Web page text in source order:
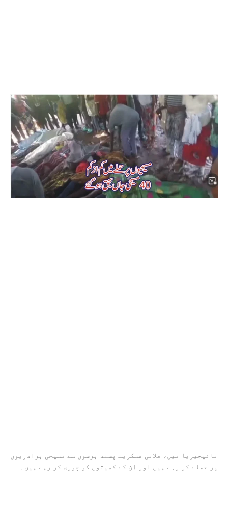
نائیجیریا میں، فلانی عسکریت پسند برسوں سے مسیحی برادریوں
پر حملے کر رہے ہیں اور ان کے کھیتوں کو چوری کر رہے ہیں۔